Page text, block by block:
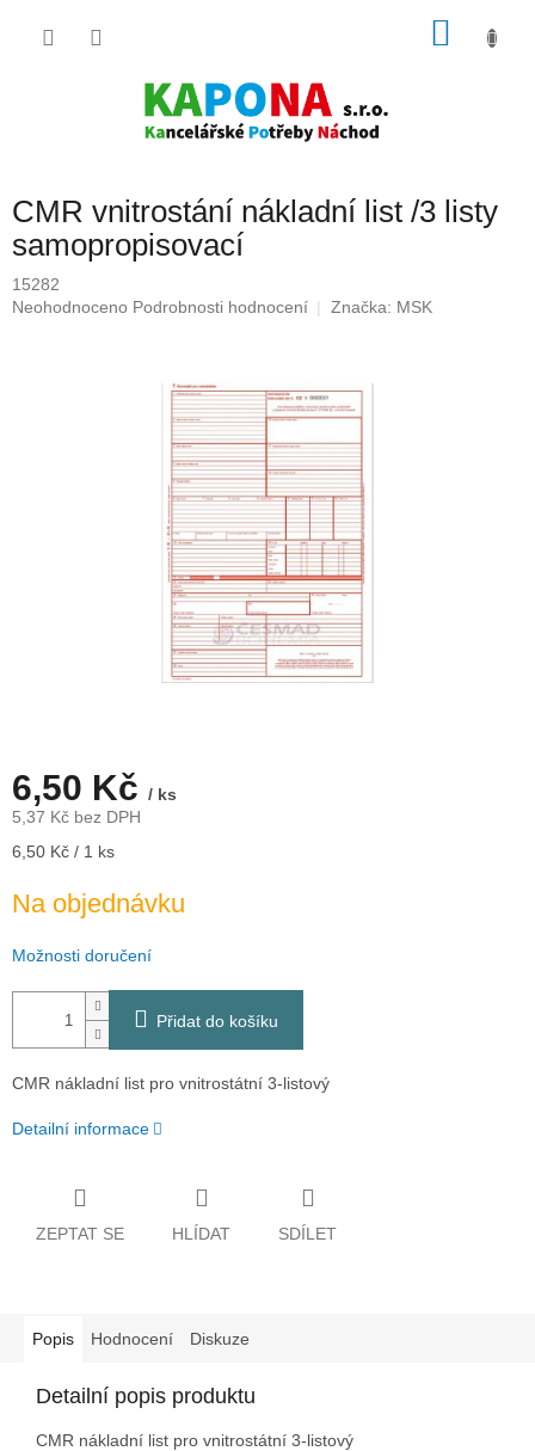
CMR vnitrostání nákladní list /3 listy
samopropisovací
15282
Průměrné
Neohodnoceno Podrobnosti hodnocení Značka: MSK
6,50 Kč / ks
5,37 Kč bez DPH
Měrná
6,50 Kč / 1 ks
Na objednávku
Možnosti doručení
Přidat do košíku
CMR nákladní list pro vnitrostátní 3-listový
Detailní informace
ZEPTAT SE HLÍDAT SDÍLET
Popis Hodnocení Diskuze
Detailní popis produktu
CMR nákladní list pro vnitrostátní 3-listový